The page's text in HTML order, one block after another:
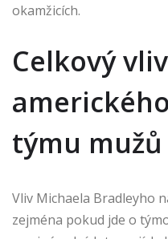
okamžicích.
Celkový
týmu mužů
Vliv Michaela Bradleyho
zejména pokud jde o